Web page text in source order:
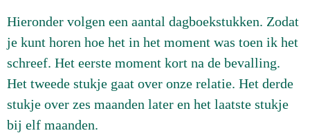
Hieronder volgen een aantal dagboekstukken. Zodat
je kunt horen hoe het in het moment was toen ik het
schreef. Het eerste moment kort na de bevalling.
Het tweede stukje gaat over onze relatie. Het derde
stukje over zes maanden later en het laatste stukje
bij elf maanden.